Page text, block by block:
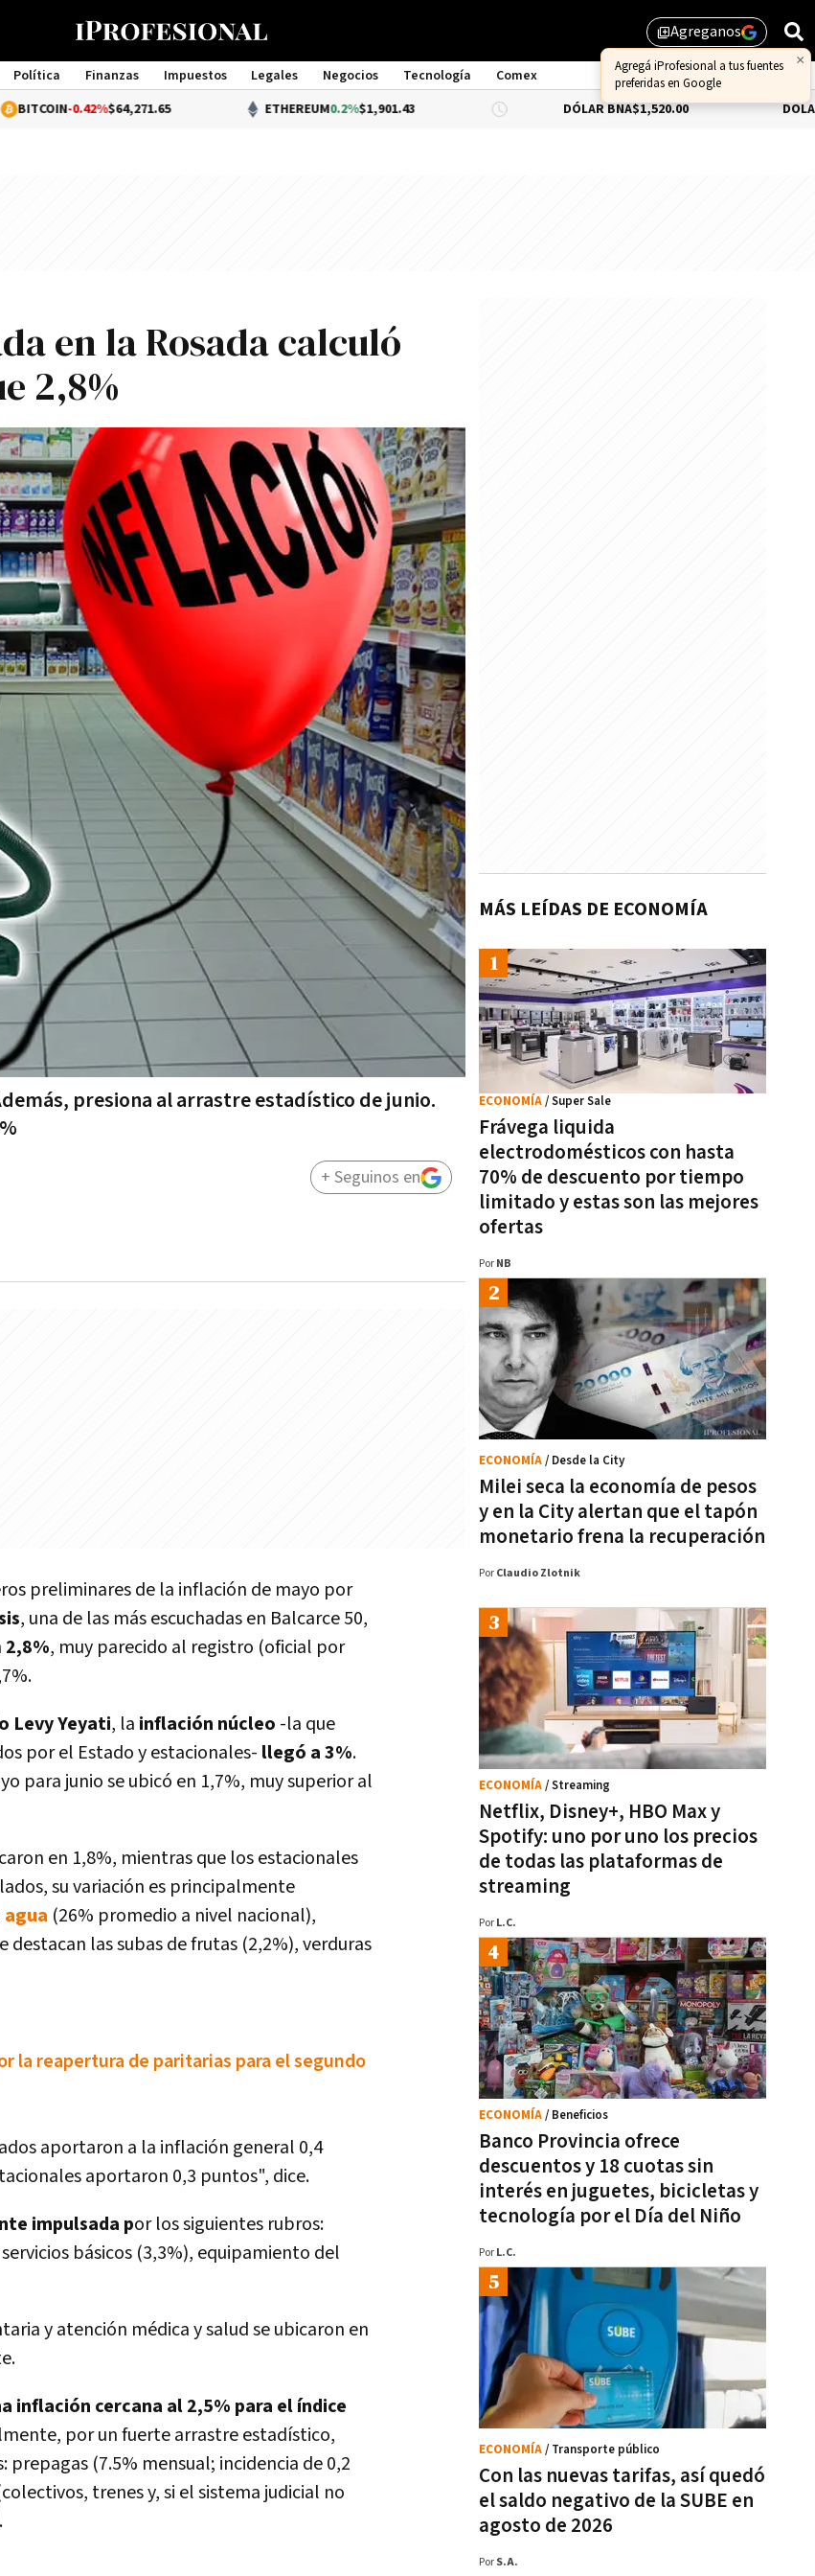
library_addAgreganos
×
Agregá iProfesional a tus fuentes
preferidas en Google
Política Finanzas Impuestos Legales Negocios Tecnología
Comex
Management
-0.42%$64,271.65 ETHEREUM0.2%$1,901.43 DÓLAR BNA $1,520.00 DÓLAR BLUE-
en la Rosada calculó
2,8%
presiona al arrastre estadístico de junio.
+ Seguinos en
preliminares de la inflación de mayo por
, una de las más escuchadas en Balcarce 50,
2,8%, muy parecido al registro (oficial por
Levy Yeyati, la inflación núcleo -la que
por el Estado y estacionales- llegó a 3%.
para junio se ubicó en 1,7%, muy superior al
en 1,8%, mientras que los estacionales
su variación es principalmente
agua (26% promedio a nivel nacional),
destacan las subas de frutas (2,2%), verduras
la reapertura de paritarias para el segundo
aportaron a la inflación general 0,4
aportaron 0,3 puntos", dice.
impulsada por los siguientes rubros:
básicos (3,3%), equipamiento del
y atención médica y salud se ubicaron en
inflación cercana al 2,5% para el í­ndice
por un fuerte arrastre estadí­stico,
(7.5% mensual; incidencia de 0,2
trenes y, si el sistema judicial no
MÁS LEÍDAS DE ECONOMÍA
Frávega liquida
electrodomésticos con hasta
70% de descuento por tiempo
limitado y estas son las mejores
ofertas
ECONOMÍA/ Super Sale
Por NB
Milei seca la economía de pesos
y en la City alertan que el tapón
monetario frena la recuperación
ECONOMÍA/ Desde la City
Por Claudio Zlotnik
Netflix, Disney+, HBO Max y
Spotify: uno por uno los precios
de todas las plataformas de
streaming
ECONOMÍA/ Streaming
Por L.C.
Banco Provincia ofrece
descuentos y 18 cuotas sin
interés en juguetes, bicicletas y
tecnología por el Día del Niño
ECONOMÍA/ Beneficios
Por L.C.
Con las nuevas tarifas, así quedó
el saldo negativo de la SUBE en
agosto de 2026
ECONOMÍA/ Transporte público
Por S.A.